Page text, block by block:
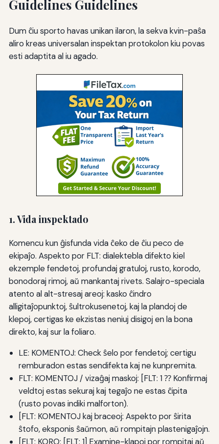
Guidelines Guidelines
Dum ĉiu sporto havas unikan ilaron, la sekva kvin-paŝa
aliro kreas universalan inspektan protokolon kiu povas
esti adaptita al iu agado.
1. Vida inspektado
Komencu kun ĝisfunda vida ĉeko de ĉiu peco de
ekipaĵo. Aspekto por FLT: dialektebla difekto kiel
ekzemple fendetoj, profundaj gratuloj, rusto, korodo,
bonodoraj rimoj, aŭ mankantaj rivets. Salajro-speciala
atento al alt-stresaj areoj: kasko ĉindro
alligitaĵopunktoj, ŝultrokusenetoj, kaj la plandoj de
klepoj, certigas ke ekzistas neniuj disigoj en la bona
direkto, kaj sur la foliaro.
LE: KOMENTOJ: Check ŝelo por fendetoj; certigu
remburadon estas sendifekta kaj ne kunpremita.
FLT: KOMENTOJ / vizaĝaj maskoj: [FLT: 1 ⁇ Konfirmaj
veldtoj estas sekuraj kaj tegaĵo ne estas ĉipita
(rusto povas indiki malforton).
[FLT: KOMENTOJ kaj braceoj: Aspekto por ŝirita
ŝtofo, eksponis ŝaŭmon, aŭ rompitajn plastenigaĵojn.
[FLT: KORO: [FLT: 1] Examine-klapoj por rompitaj aŭ